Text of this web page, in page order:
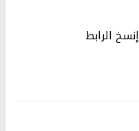
إنسخ الرابط